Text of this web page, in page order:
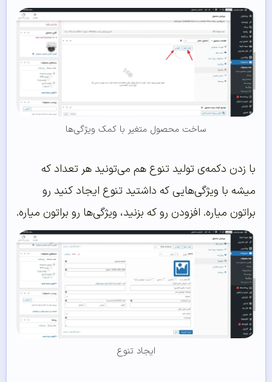
ساخت محصول متغیر با کمک ویژگی‌ها
با زدن دکمه‌ی تولید تنوع هم می‌تونید هر تعداد که
میشه با ویژگی‌هایی که داشتید تنوع ایجاد کنید رو
براتون میاره. افزودن رو که بزنید، ویژگی‌ها رو براتون میاره.
ایجاد تنوع